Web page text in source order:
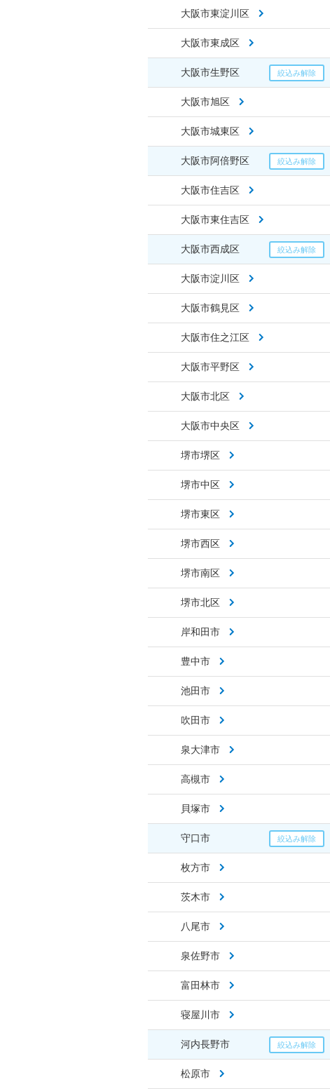
大阪市東淀川区
大阪市東成区
大阪市生野区
大阪市旭区
大阪市城東区
大阪市阿倍野区
大阪市住吉区
大阪市東住吉区
大阪市西成区
大阪市淀川区
大阪市鶴見区
大阪市住之江区
大阪市平野区
大阪市北区
大阪市中央区
堺市堺区
堺市中区
堺市東区
堺市西区
堺市南区
堺市北区
岸和田市
豊中市
池田市
吹田市
泉大津市
高槻市
貝塚市
守口市
枚方市
茨木市
八尾市
泉佐野市
富田林市
寝屋川市
河内長野市
松原市